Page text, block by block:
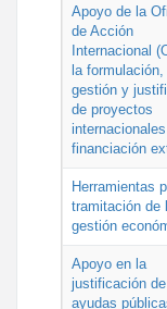
Apoyo de la
de Acción
Internacional
la formulación,
gestión y
de proyectos
financiación
Herramientas
tramitación de
gestión
Apoyo en la
justificación de
ayudas